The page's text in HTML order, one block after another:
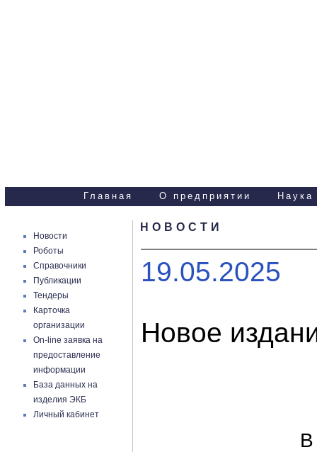
Главная О предприятии Наука
Новости
Роботы
Справочники
Публикации
Тендеры
Карточка
организации
On-line заявка на
предоставление
информации
База данных на
изделия ЭКБ
Личный кабинет
НОВОСТИ
19.05.2025
Новое
В